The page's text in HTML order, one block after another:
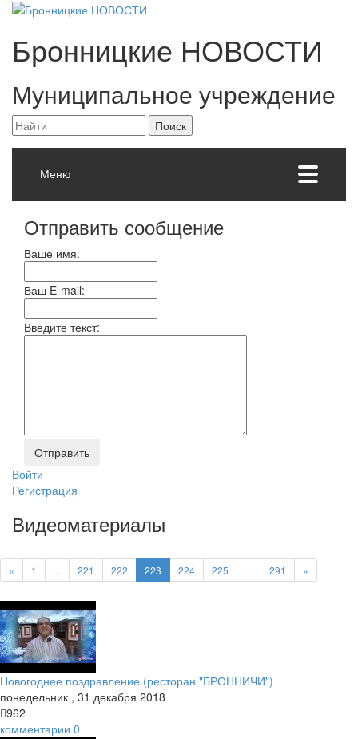
Бронницкие НОВОСТИ
Муниципальное учреждение
Меню
Отправить сообщение
Ваше имя:
Ваш E-mail:
Введите текст:
Войти
Регистрация
Видеоматериалы
« 1 221 222 223 224 225 291 »
Новогоднее поздравление (ресторан "БРОННИЧИ")
понедельник , 31 декабря 2018
962
комментарии 0